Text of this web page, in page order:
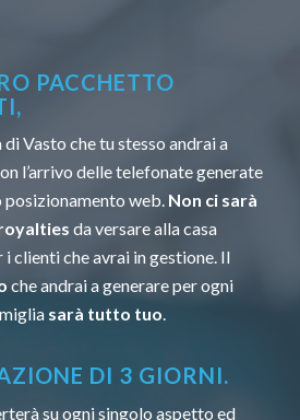
PACCHETTO
di Vasto che tu stesso andrai a
l’arrivo delle telefonate generate
posizionamento web. Non ci sarà
da versare alla casa
i clienti che avrai in gestione. Il
che andrai a generare per ogni
sarà tutto tuo.
DI 3 GIORNI.
su ogni singolo aspetto ed